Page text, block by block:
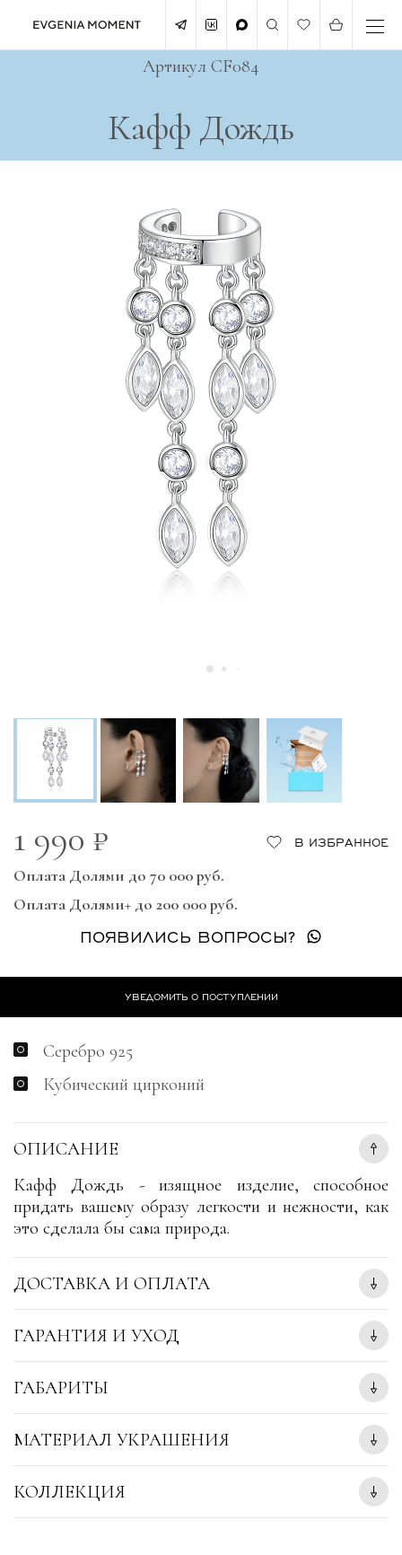
Кафф Дождь
Артикул CF084
1 990 ₽ В ИЗБРАННОЕ
Оплата Долями до 70 000 руб.
Оплата Долями+ до 200 000 руб.
ПОЯВИЛИСЬ ВОПРОСЫ?
Серебро 925
Кубический цирконий
УВЕДОМИТЬ О ПОСТУПЛЕНИИ
ОПИСАНИЕ
Кафф Дождь - изящное изделие, способное
придать вашему образу легкости и нежности, как
это сделала бы сама природа.
ДОСТАВКА И ОПЛАТА
ГАРАНТИЯ И УХОД
ГАБАРИТЫ
МАТЕРИАЛ УКРАШЕНИЯ
КОЛЛЕКЦИЯ